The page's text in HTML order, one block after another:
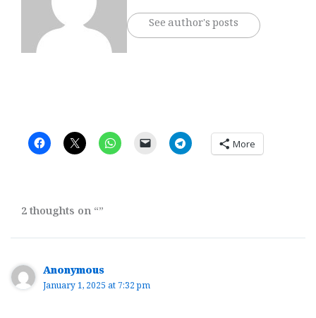
See author's posts
More
2 thoughts on “”
Anonymous
January 1, 2025 at 7:32 pm